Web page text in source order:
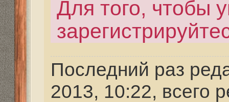
Re: Удилища,
Mikhalich» 04 сен 2017,
Понял!!! На
равно приятно.